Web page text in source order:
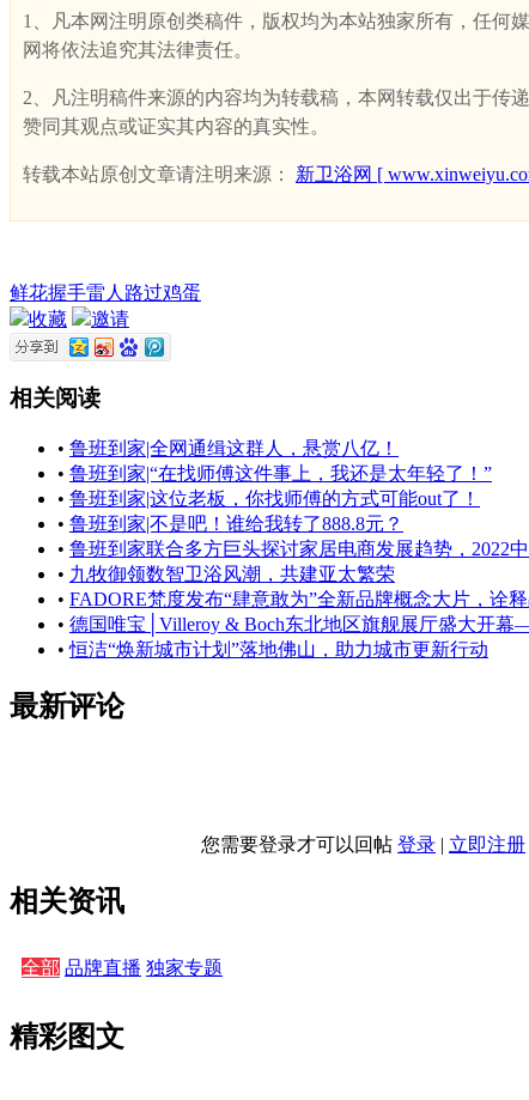
1、凡本网注明原创类稿件，版权均为本站独家所有，任何
网将依法追究其法律责任。
2、凡注明稿件来源的内容均为转载稿，本网转载仅出于传
赞同其观点或证实其内容的真实性。
转载本站原创文章请注明来源： 新卫浴网 [
鲜花握手雷人 路过鸡蛋
收藏
邀请
相关阅读
• 鲁班到家|全网通缉这群人，悬赏八亿！
• 鲁班到家|“在找师傅这件事上，我还是太年轻了！”
• 鲁班到家|这位老板，你找师傅的方式可能out了！
• 鲁班到家|不是吧！谁给我转了888.8元？
• 鲁班到家联合多方巨头探讨家居电商发展趋势，2022
• 九牧御领数智卫浴风潮，共建亚太繁荣
• FADORE梵度发布“肆意敢为”全新品牌概念大片，诠
• 德国唯宝│Villeroy & Boch东北地区旗舰展厅盛大开
•恒洁“焕新城市计划”落地佛山，助力城市更新行动
最新评论
您需要登录才可以回帖 登录 | 立即注册
相关资讯
全部 品牌直播 独家专题
精彩图文